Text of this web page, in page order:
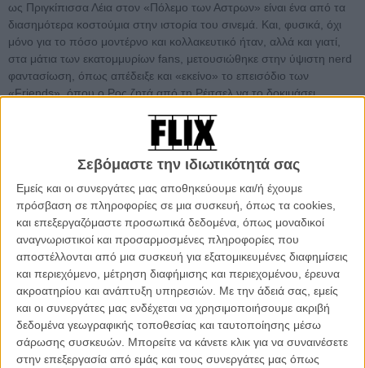
Σεβόμαστε την ιδιωτικότητά σας
Εμείς και οι συνεργάτες μας αποθηκεύουμε και/ή έχουμε
πρόσβαση σε πληροφορίες σε μια συσκευή, όπως τα cookies,
και επεξεργαζόμαστε προσωπικά δεδομένα, όπως μοναδικοί
αναγνωριστικοί και προσαρμοσμένες πληροφορίες που
αποστέλλονται από μια συσκευή για εξατομικευμένες διαφημίσεις
και περιεχόμενο, μέτρηση διαφήμισης και περιεχομένου, έρευνα
ακροατηρίου και ανάπτυξη υπηρεσιών. Με την άδειά σας, εμείς
και οι συνεργάτες μας ενδέχεται να χρησιμοποιήσουμε ακριβή
δεδομένα γεωγραφικής τοποθεσίας και ταυτοποίησης μέσω
σάρωσης συσκευών. Μπορείτε να κάνετε κλικ για να συναινέσετε
στην επεξεργασία από εμάς και τους συνεργάτες μας όπως
ως Πριγκίπισσα Λέια στον «Πόλεμο των Αστρων» είναι ένα από τα
διασημότερα κοστούμια στην ιστορία του σινεμά. Και, φυσικά, όχι
μόνο για το πόσο μοντέρνο και κολλακευτικό ήταν, αλλά και γιατί,
στα μάτια των εκατομμυρίων fans, μετουσιώθηκε στην ύψιστη nerd
φαντασίωση, όπως απέδειξε και «εκείνο» το επεισόδιο των
«Friends», όπου ο Ρος ζητά από τη Ρέιτσελ να το δοκιμάσει.